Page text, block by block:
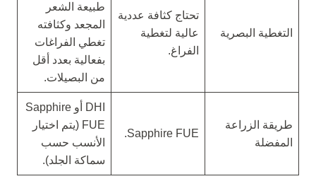
التغطية البصرية
تحتاج كثافة عددية
عالية لتغطية
الفراغ.
طبيعة الشعر
المجعد وكثافته
تغطي الفراغات
بفعالية بعدد أقل
من البصيلات.
طريقة الزراعة
المفضلة
Sapphire FUE.
DHI أو Sapphire
FUE (يتم اختيار
الأنسب حسب
سماكة الجلد).